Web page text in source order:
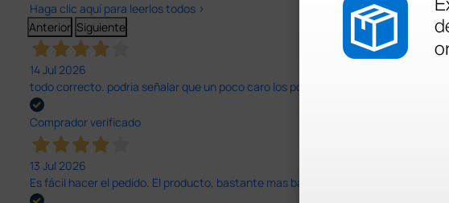
Haga clic aquí para leerlos todos >
Anterior Siguiente
14 Jul 2026
todo correcto. podria señalar que un poco caro los portes y el plazo de entrega se
Comprador verificado
13 Jul 2026
Es fácil hacer el pedido. El producto, bastante mas barato que en otras